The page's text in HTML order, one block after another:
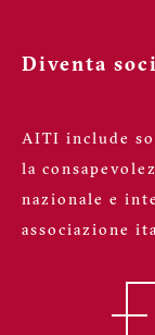
Diventa
AITI include
la
nazionale e
associazione